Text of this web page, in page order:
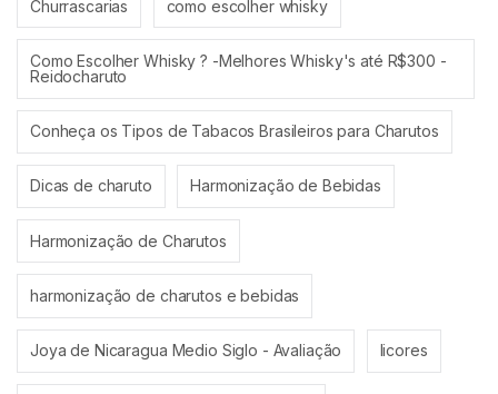
Churrascarias como escolher whisky
Como Escolher Whisky ? -Melhores Whisky's até R$300 -
Reidocharuto
Conheça os Tipos de Tabacos Brasileiros para Charutos
Dicas de charuto Harmonização de Bebidas
Harmonização de Charutos
harmonização de charutos e bebidas
Joya de Nicaragua Medio Siglo - Avaliação licores